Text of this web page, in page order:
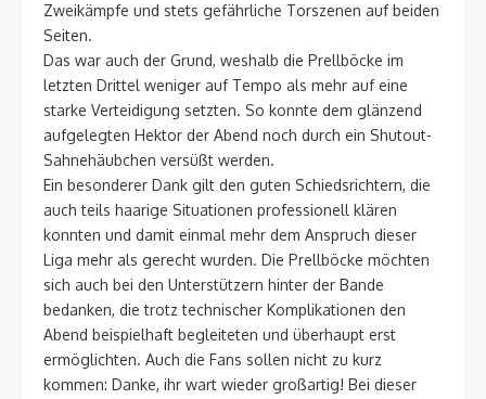
Zweikämpfe und stets gefährliche Torszenen auf beiden
Seiten.
Das war auch der Grund, weshalb die Prellböcke im
letzten Drittel weniger auf Tempo als mehr auf eine
starke Verteidigung setzten. So konnte dem glänzend
aufgelegten Hektor der Abend noch durch ein Shutout-
Sahnehäubchen versüßt werden.
Ein besonderer Dank gilt den guten Schiedsrichtern, die
auch teils haarige Situationen professionell klären
konnten und damit einmal mehr dem Anspruch dieser
Liga mehr als gerecht wurden. Die Prellböcke möchten
sich auch bei den Unterstützern hinter der Bande
bedanken, die trotz technischer Komplikationen den
Abend beispielhaft begleiteten und überhaupt erst
ermöglichten. Auch die Fans sollen nicht zu kurz
kommen: Danke, ihr wart wieder großartig! Bei dieser